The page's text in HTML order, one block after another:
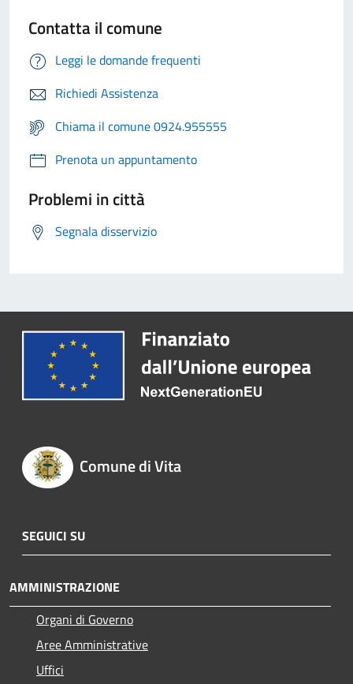
Contatta il comune
Leggi le domande frequenti
Richiedi Assistenza
Chiama il comune 0924.955555
Prenota un appuntamento
Problemi in città
Segnala disservizio
Comune di Vita
SEGUICI SU
AMMINISTRAZIONE
Organi di Governo
Aree Amministrative
Uffici